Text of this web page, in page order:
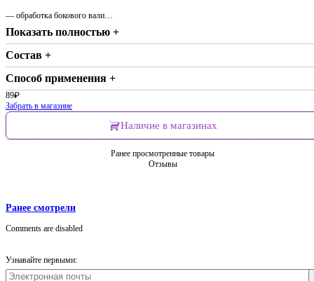
— обработка бокового вали…
Показать полностью +
Состав +
Способ применения +
89₽
Забрать в магазине
Наличие в магазинах
Ранее просмотренные товары
Отзывы
Ранее смотрели
Comments are disabled
Узнавайте первыми: